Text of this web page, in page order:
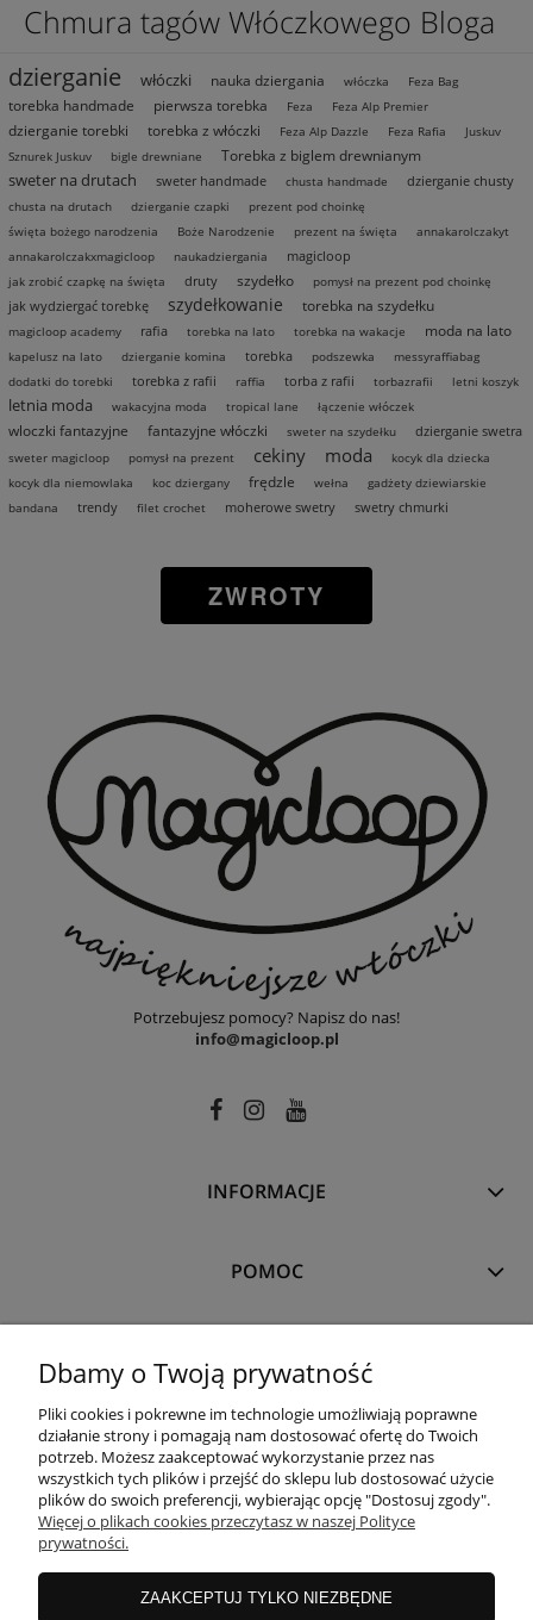
Chmura tagów Włóczkowego Bloga
dzierganie włóczki nauka dziergania włóczka Feza Bag
torebka handmade pierwsza torebka Feza Feza Alp Premier
dzierganie torebki torebka z włóczki Feza Alp Dazzle Feza Rafia
Juskuv
Sznurek Juskuv
bigle drewniane Torebka z biglem drewnianym
sweter na drutach sweter handmade chusta handmade dzierganie chusty
chusta na drutach dzierganie czapki
prezent pod choinkę
święta bożego narodzenia
Boże Narodzenie prezent na święta
annakarolczakyt
annakarolczakxmagicloop
naukadziergania magicloop
jak zrobić czapkę na święta druty szydełko pomysł na prezent pod choinkę
jak wydziergać torebkę szydełkowanie torebka na szydełku
magicloop academy rafia torebka na lato torebka na wakacje moda na lato
kapelusz na lato dzierganie komina torebka podszewka
messyraffiabag
dodatki do torebki
torebka z rafii raffia torba z rafii torbazrafii letni koszyk
letnia moda wakacyjna moda tropical lane łączenie włóczek
wloczki fantazyjne fantazyjne włóczki sweter na szydełku dzierganie swetra
sweter magicloop pomysł na prezent cekiny moda
kocyk dla dziecka
kocyk dla niemowlaka
koc dziergany frędzle wełna
gadżety dziewiarskie
bandana
trendy filet crochet moherowe swetry swetry chmurki
ZWROTY
Potrzebujesz pomocy? Napisz do nas!
info@magicloop.pl
INFORMACJE
POMOC
PŁATNOŚCI I DOSTAWA
O NAS
Dbamy o Twoją prywatność
Pliki cookies i pokrewne im technologie umożliwiają poprawne
działanie strony i pomagają nam dostosować ofertę do Twoich
potrzeb. Możesz zaakceptować wykorzystanie przez nas
wszystkich tych plików i przejść do sklepu lub dostosować użycie
plików do swoich preferencji, wybierając opcję "Dostosuj zgody".
Więcej o plikach cookies przeczytasz w naszej Polityce
prywatności.
ZAAKCEPTUJ TYLKO NIEZBĘDNE